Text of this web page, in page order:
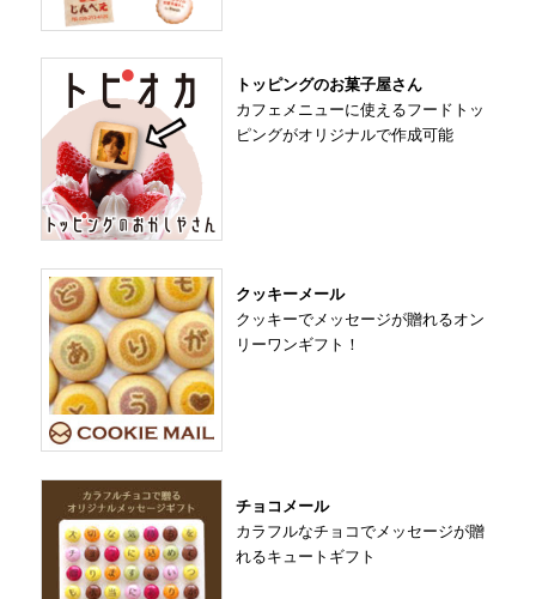
トッピングのお菓子屋さん
カフェメニューに使えるフードトッ
ピングがオリジナルで作成可能
クッキーメール
クッキーでメッセージが贈れるオン
リーワンギフト！
チョコメール
カラフルなチョコでメッセージが贈
れるキュートギフト